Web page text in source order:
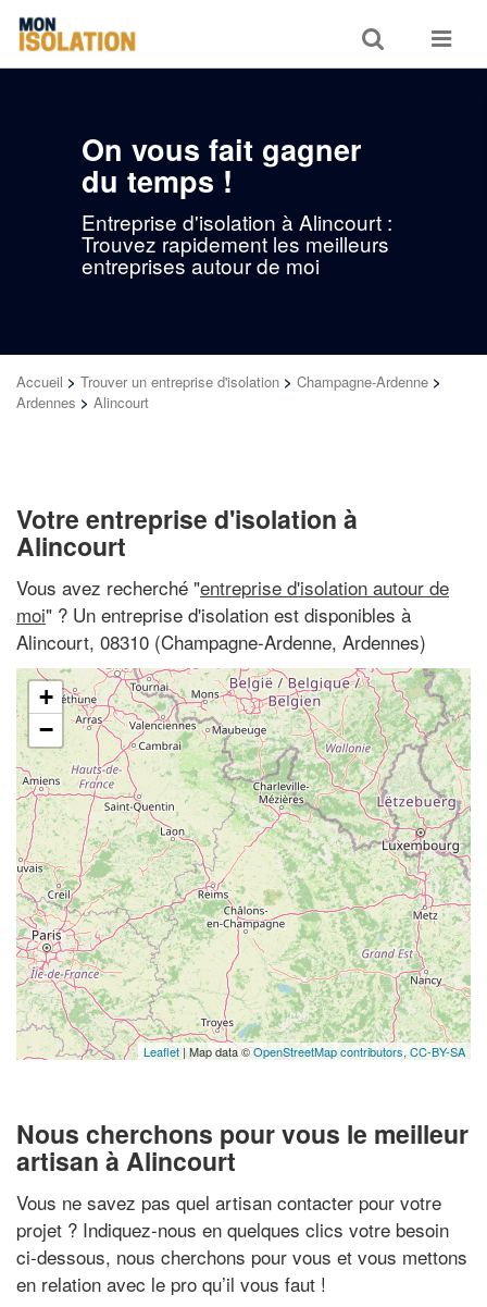
Toggle
search
Toggle
On vous fait gagner
du temps !
Entreprise d'isolation à Alincourt :
Trouvez rapidement les meilleurs
entreprises autour de moi
Accueil > Trouver un entreprise d'isolation > Champagne-Ardenne >
Ardennes > Alincourt
Votre entreprise d'isolation à
Alincourt
Vous avez recherché "entreprise d'isolation autour de
moi" ? Un entreprise d'isolation est disponibles à
Alincourt, 08310 (Champagne-Ardenne, Ardennes)
+
−
Leaflet | Map data ©OpenStreetMap contributors, CC-BY-SA
Nous cherchons pour vous le meilleur
artisan à Alincourt
Vous ne savez pas quel artisan contacter pour votre
projet ? Indiquez-nous en quelques clics votre besoin
ci-dessous, nous cherchons pour vous et vous mettons
en relation avec le pro qu’il vous faut !